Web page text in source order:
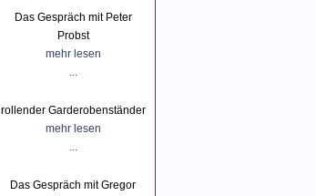
Das Gespräch mit Peter
Probst
mehr lesen
...
rollender Garderobenständer
mehr lesen
...
Das Gespräch mit Gregor